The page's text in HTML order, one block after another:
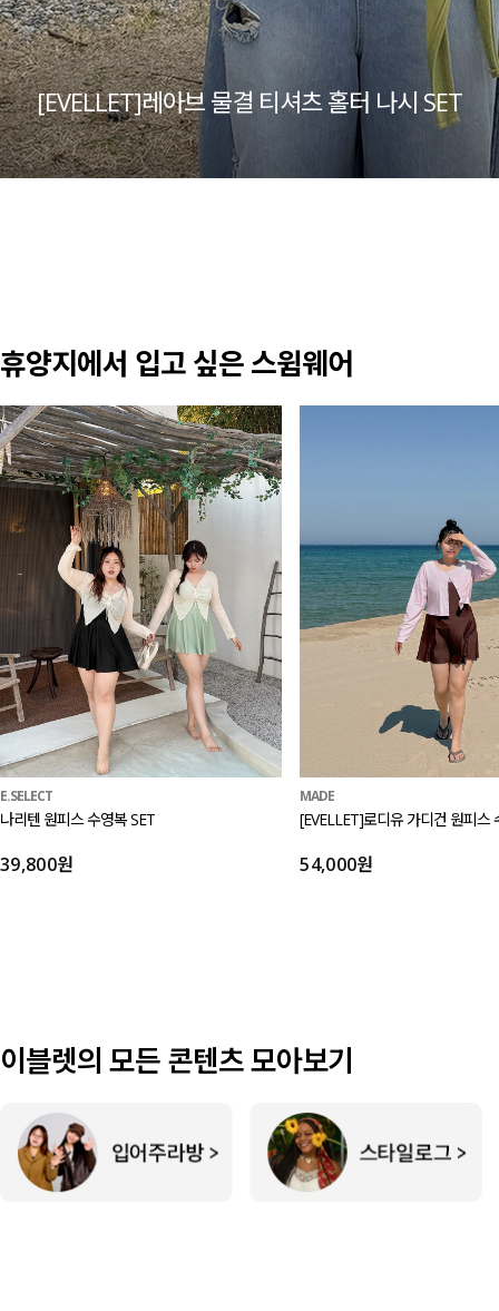
[EVELLET]레아브 물결 티셔츠 홀터 나시 SET
휴양지에서 입고 싶은 스윔웨어
E.SELECT
나리텐 원피스 수영복 SET
39,800원
MADE
[EVELLET]로디유 가디건 원피스
54,000원
이블렛의 모든 콘텐츠 모아보기